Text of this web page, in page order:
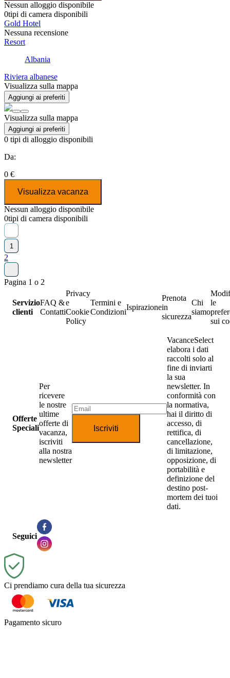
Nessun alloggio disponibile
0tipi di camera disponibili
Gold Hotel
Nessuna recensione
Resort
Albania
Riviera albanese
Visualizza sulla mappa
Aggiungi ai preferiti
Visualizza sulla mappa
Aggiungi ai preferiti
0 tipi di alloggio disponibili
Da:
0 €
Visualizza vacanza
Nessun alloggio disponibile
0tipi di camera disponibili
1
2
Pagina 1 o 2
Servizio
clienti
FAQ &
Contatti
Privacy
e
Cookie
Policy
Termini e
Condizioni
Ispirazione
Prenota
in
sicurezza
Chi
siamo
le
sui
Offerte
Speciali
Per
ricevere
le nostre
ultime
offerte di
vacanza,
iscriviti
alla nostra
newsletter
Iscriviti
VacanceSelect
elabora i dati
raccolti solo al
fine di inviarti
la sua
newsletter. In
conformità con
la normativa,
hai il diritto di
accesso, di
rettifica, di
cancellazione,
di limitazione,
opposizione, di
portabilità e
definizione del
destino post-
mortem dei tuoi
dati.
Seguici
Ci prendiamo cura della tua sicurezza
Pagamento sicuro